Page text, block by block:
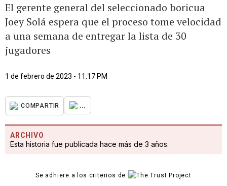
El gerente general del seleccionado boricua
Joey Solá espera que el proceso tome velocidad
a una semana de entregar la lista de 30
jugadores
1 de febrero de 2023 - 11:17 PM
COMPARTIR ...
ARCHIVO
Esta historia fue publicada hace más de 3 años.
Se adhiere a los criterios de